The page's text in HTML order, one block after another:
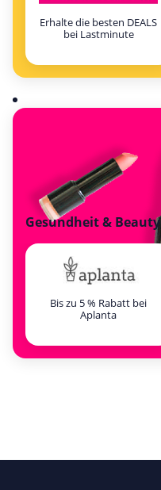
Erhalte die besten DEALS
bei Lastminute
Gesundheit & Beauty
Bis zu 5 % Rabatt bei
Aplanta